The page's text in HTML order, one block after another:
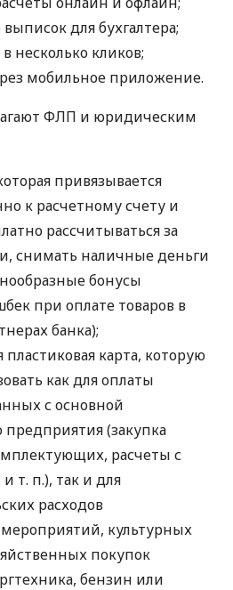
для бухгалтера;
несколько кликов;
мобильное приложение.
ФЛП и юридическим
привязывается
к расчетному счету и
рассчитываться за
снимать наличные деньги
бонусы
при оплате товаров в
банка);
карта, которую
как для оплаты
с основной
предприятия (закупка
расчеты с
и т. п.), так и для
расходов
культурных
покупок
бензин или